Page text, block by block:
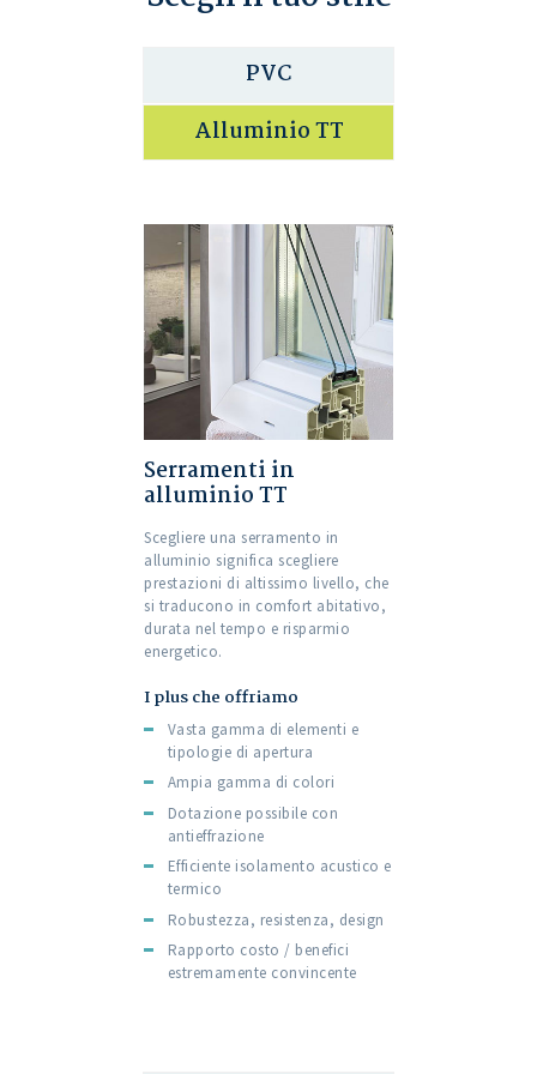
PVC
Alluminio TT
Serramenti in
alluminio TT
Scegliere una serramento in
alluminio significa scegliere
prestazioni di altissimo livello, che
si traducono in comfort abitativo,
durata nel tempo e risparmio
energetico.
I plus che offriamo
Vasta gamma di elementi e
tipologie di apertura
Ampia gamma di colori
Dotazione possibile con
antieffrazione
Efficiente isolamento acustico e
termico
Robustezza, resistenza, design
Rapporto costo / benefici
estremamente convincente